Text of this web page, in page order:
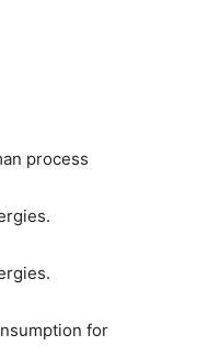
process
for